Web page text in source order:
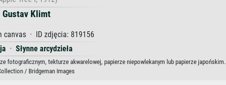
Gustav Klimt
· ID zdjęcia: 819156
· Słynne arcydzieła
fotograficznym, tekturze akwarelowej, papierze niepowlekanym lub papierze japońskim.
/ Bridgeman Images